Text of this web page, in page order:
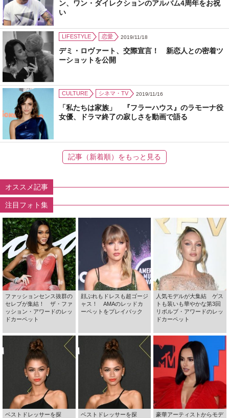
ン、ワン・ダイレクションのアルバム4周年をお祝
い
LIFESTYLE 恋愛 2019/11/18
デミ・ロヴァート、交際宣言！ 新恋人との密着ツ
ーショットを公開
CULTURE シネマ・TV 2019/11/16
「私たちは家族」 『フラーハウス』のラモーナ役
女優、ドラマ終了の寂しさを動画で語る
記事（新着順）をもっと見る
オススメ記事
注目フォト集
ファッションセンス抜群の
セレブが集結！ ザ・ファ
ッション・アワードのレッ
ドカーペット
顔ぶれもドレスも超ゴージ
ャス！ AMAのレッドカ
ーペットをプレイバック
人気モデルが大集結 ゲス
トも装いも華やかな第3回
リボルブ・アワードのレッ
ドカーペット
ベストドレッサーを探
ベストドレッサーを探
豪華アーティストからモデ